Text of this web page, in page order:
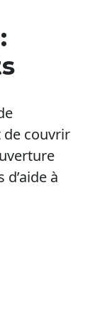
couvrir
à